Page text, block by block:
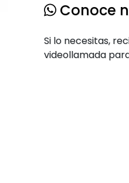
Conoce
Si lo necesitas,
videollamada